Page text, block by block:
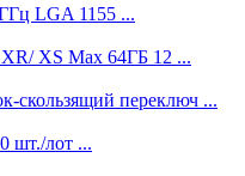
LGA 1155 ...
XS Max 64ГБ 12 ...
cкользящий переключ ...
шт./лот ...